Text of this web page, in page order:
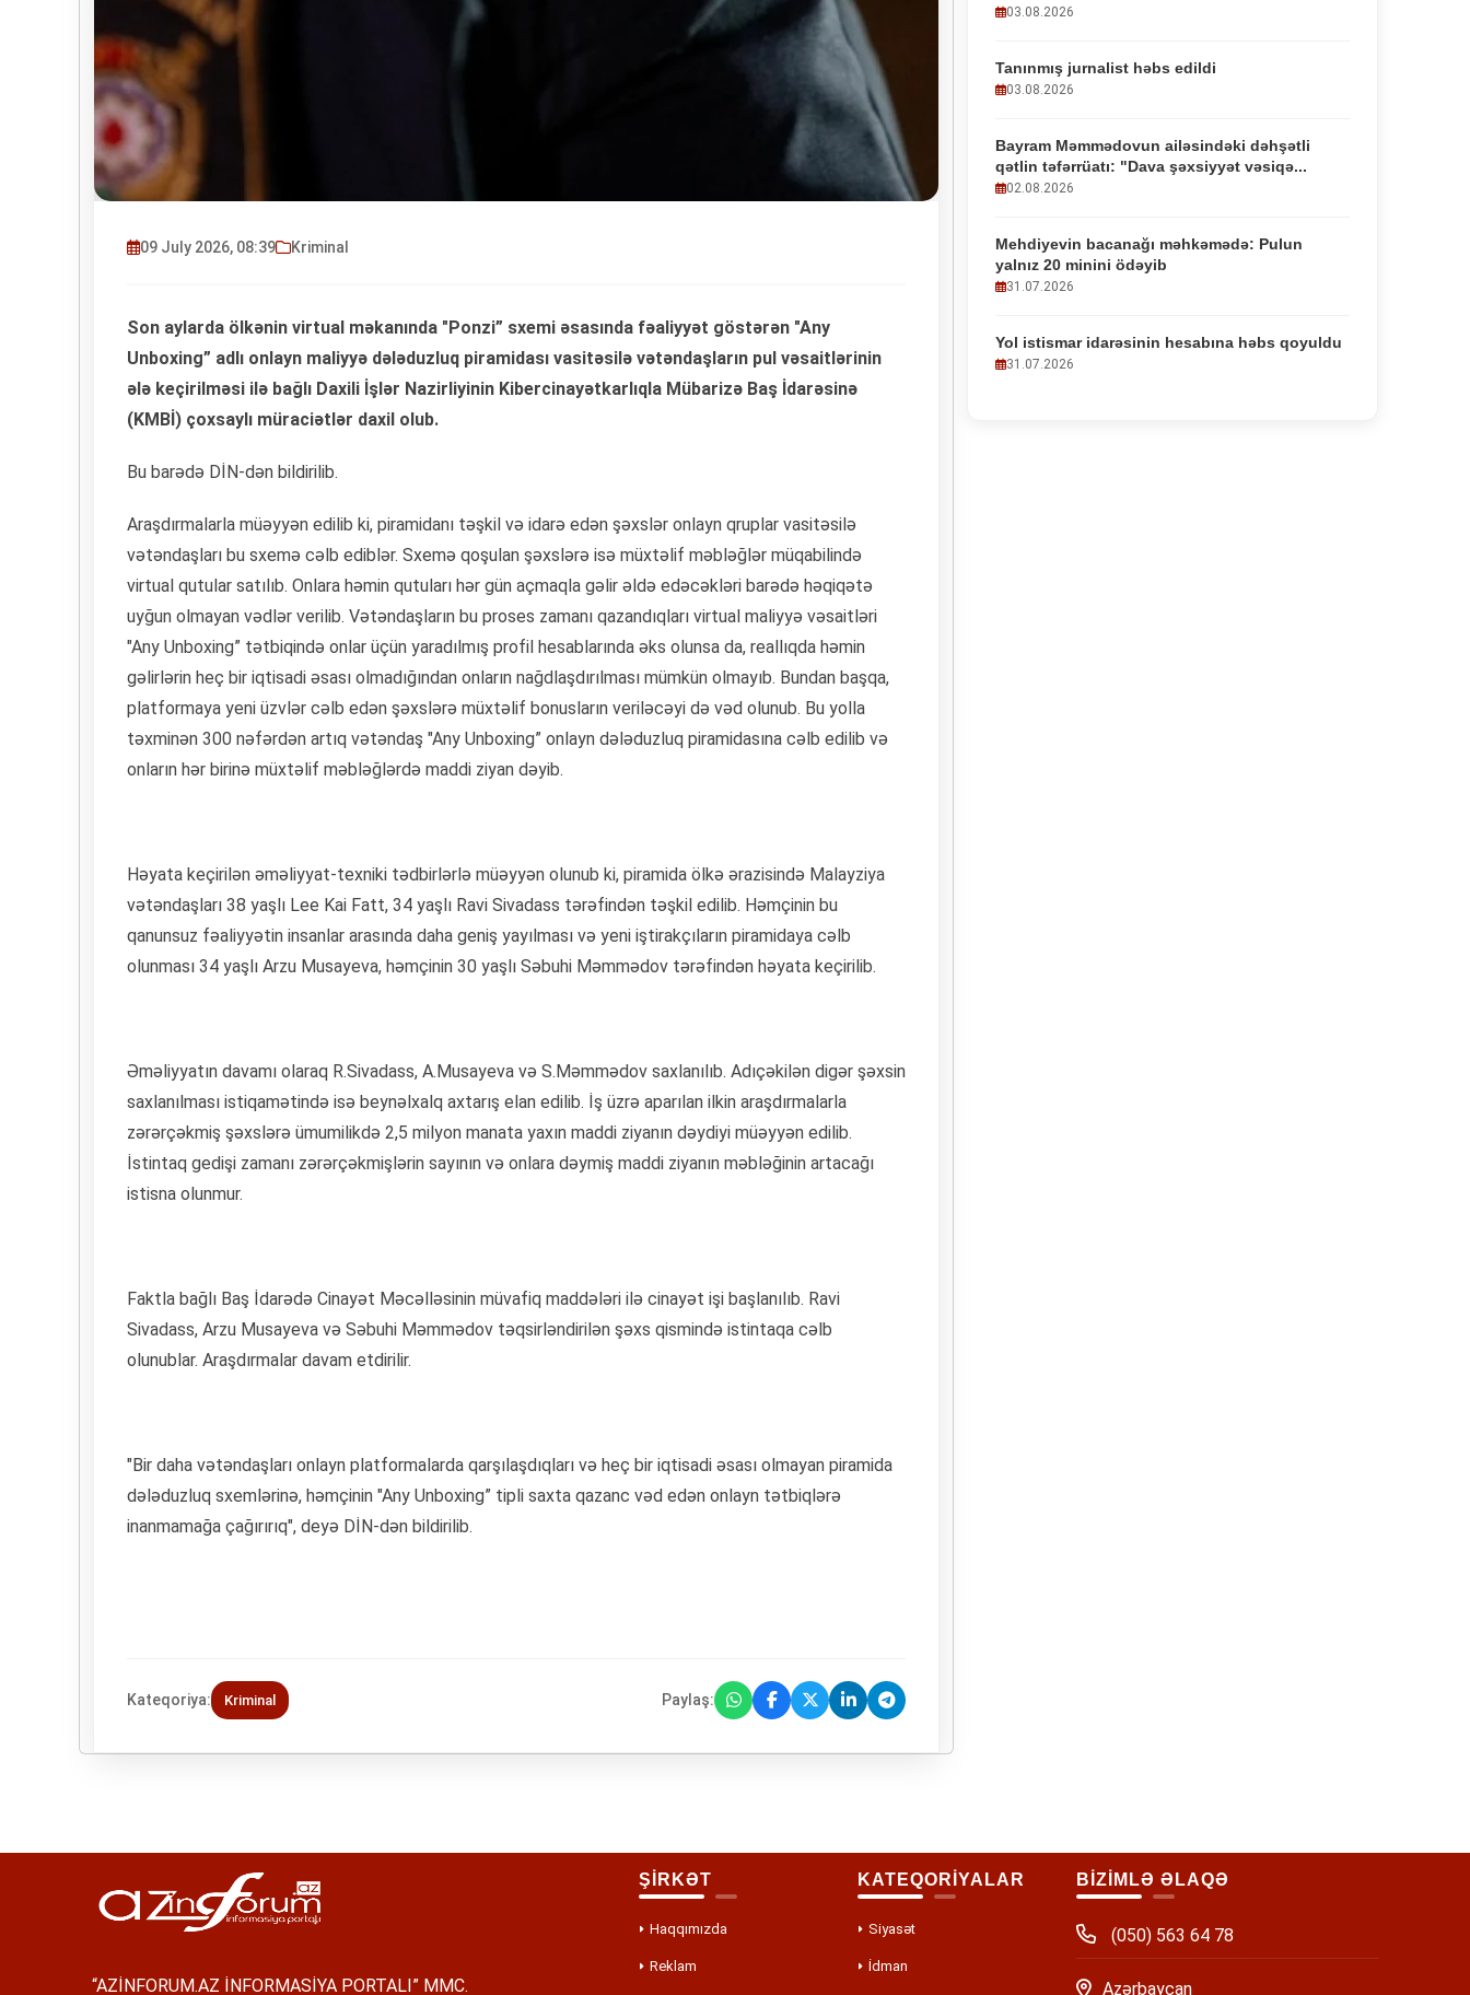
09 July 2026, 08:39 Kriminal
Son aylarda ölkənin virtual məkanında "Ponzi” sxemi əsasında fəaliyyət göstərən "Any
Unboxing” adlı onlayn maliyyə dələduzluq piramidası vasitəsilə vətəndaşların pul vəsaitlərinin
ələ keçirilməsi ilə bağlı Daxili İşlər Nazirliyinin Kibercinayətkarlıqla Mübarizə Baş İdarəsinə
(KMBİ) çoxsaylı müraciətlər daxil olub.
Bu barədə DİN-dən bildirilib.
Araşdırmalarla müəyyən edilib ki, piramidanı təşkil və idarə edən şəxslər onlayn qruplar vasitəsilə
vətəndaşları bu sxemə cəlb ediblər. Sxemə qoşulan şəxslərə isə müxtəlif məbləğlər müqabilində
virtual qutular satılıb. Onlara həmin qutuları hər gün açmaqla gəlir əldə edəcəkləri barədə həqiqətə
uyğun olmayan vədlər verilib. Vətəndaşların bu proses zamanı qazandıqları virtual maliyyə vəsaitləri
"Any Unboxing” tətbiqində onlar üçün yaradılmış profil hesablarında əks olunsa da, reallıqda həmin
gəlirlərin heç bir iqtisadi əsası olmadığından onların nağdlaşdırılması mümkün olmayıb. Bundan başqa,
platformaya yeni üzvlər cəlb edən şəxslərə müxtəlif bonusların veriləcəyi də vəd olunub. Bu yolla
təxminən 300 nəfərdən artıq vətəndaş "Any Unboxing” onlayn dələduzluq piramidasına cəlb edilib və
onların hər birinə müxtəlif məbləğlərdə maddi ziyan dəyib.
Həyata keçirilən əməliyyat-texniki tədbirlərlə müəyyən olunub ki, piramida ölkə ərazisində Malayziya
vətəndaşları 38 yaşlı Lee Kai Fatt, 34 yaşlı Ravi Sivadass tərəfindən təşkil edilib. Həmçinin bu
qanunsuz fəaliyyətin insanlar arasında daha geniş yayılması və yeni iştirakçıların piramidaya cəlb
olunması 34 yaşlı Arzu Musayeva, həmçinin 30 yaşlı Səbuhi Məmmədov tərəfindən həyata keçirilib.
Əməliyyatın davamı olaraq R.Sivadass, A.Musayeva və S.Məmmədov saxlanılıb. Adıçəkilən digər şəxsin
saxlanılması istiqamətində isə beynəlxalq axtarış elan edilib. İş üzrə aparılan ilkin araşdırmalarla
zərərçəkmiş şəxslərə ümumilikdə 2,5 milyon manata yaxın maddi ziyanın dəydiyi müəyyən edilib.
İstintaq gedişi zamanı zərərçəkmişlərin sayının və onlara dəymiş maddi ziyanın məbləğinin artacağı
istisna olunmur.
Faktla bağlı Baş İdarədə Cinayət Məcəlləsinin müvafiq maddələri ilə cinayət işi başlanılıb. Ravi
Sivadass, Arzu Musayeva və Səbuhi Məmmədov təqsirləndirilən şəxs qismində istintaqa cəlb
olunublar. Araşdırmalar davam etdirilir.
"Bir daha vətəndaşları onlayn platformalarda qarşılaşdıqları və heç bir iqtisadi əsası olmayan piramida
dələduzluq sxemlərinə, həmçinin "Any Unboxing” tipli saxta qazanc vəd edən onlayn tətbiqlərə
inanmamağa çağırırıq", deyə DİN-dən bildirilib.
Kateqoriya: Kriminal Paylaş:
03.08.2026
Tanınmış jurnalist həbs edildi
03.08.2026
Bayram Məmmədovun ailəsindəki dəhşətli
qətlin təfərrüatı: "Dava şəxsiyyət vəsiqə...
02.08.2026
Mehdiyevin bacanağı məhkəmədə: Pulun
yalnız 20 minini ödəyib
31.07.2026
Yol istismar idarəsinin hesabına həbs qoyuldu
31.07.2026
“AZİNFORUM.AZ İNFORMASİYA PORTALI” MMC.
ŞİRKƏT
Haqqımızda
Reklam
KATEQORİYALAR
Siyasət
İdman
BİZİMLƏ ƏLAQƏ
(050) 563 64 78
Azərbaycan